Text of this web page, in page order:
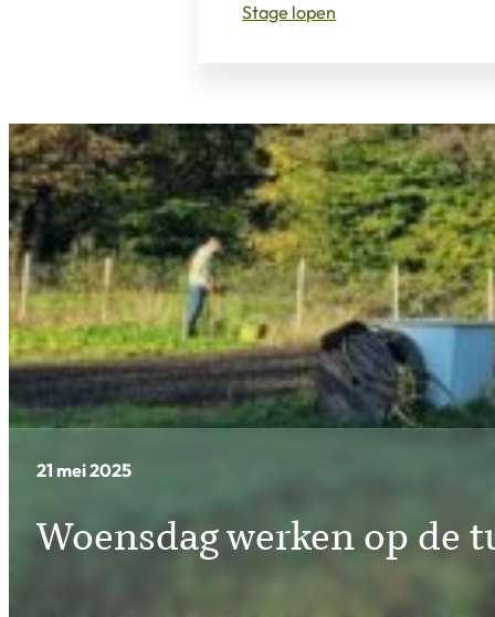
Stage lopen
21 mei 2025
Woensdag werken op de